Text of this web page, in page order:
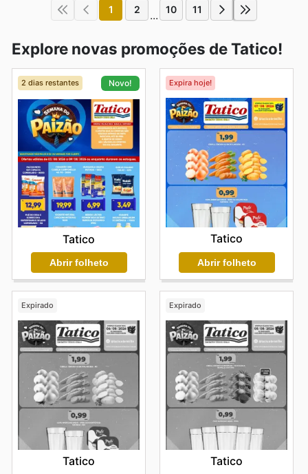
1 2 ... 10 11
Explore novas promoções de Tatico!
2 dias restantes Novo!
Tatico
Abrir folheto
Expira hoje!
Tatico
Abrir folheto
Expirado
Tatico
Expirado
Tatico